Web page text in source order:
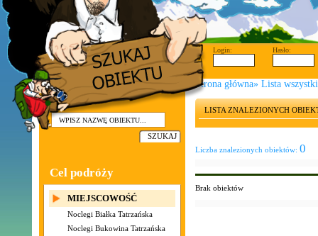
Login: Hasło:
Cel podróży
MIEJSCOWOŚĆ
Noclegi Białka Tatrzańska
Noclegi Bukowina Tatrzańska
Strona główna» Lista
LISTA ZNALEZIONYCH
Liczba znalezionych obiektów: 0
Brak obiektów